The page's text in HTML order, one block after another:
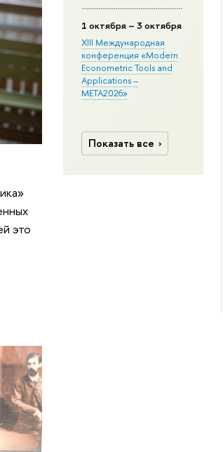
1 октября – 3 октября
XIII Международная
конференция «Modern
Econometric Tools and
Applications –
META2026»
Показать все
это